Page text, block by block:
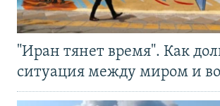
"Иран тянет время". Как
ситуация между миром и